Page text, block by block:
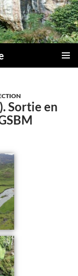
Sortie en